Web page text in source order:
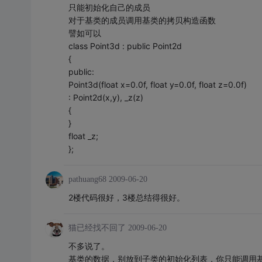
只能初始化自己的成员
对于基类的成员调用基类的拷贝构造函数
譬如可以
class Point3d : public Point2d
{
public:
Point3d(float x=0.0f, float y=0.0f, float z=0.0f)
: Point2d(x,y), _z(z)
{
}
float _z;
};
pathuang68 2009-06-20
2楼代码很好，3楼总结得很好。
猫已经找不回了 2009-06-20
不多说了。
基类的数据，别放到子类的初始化列表，你只能调用